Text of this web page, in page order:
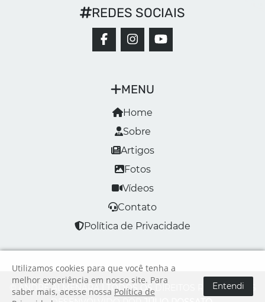
MENU
Home
Sobre
Artigos
Fotos
Vídeos
Contato
Política de Privacidade
REDES SOCIAIS
© ANDRÉ ALMENARA | TODOS OS DIREITOS RESERVADOS
Utilizamos cookies para que você tenha a
melhor experiência em nosso site. Para
saber mais, acesse nossa Política de
Entendi